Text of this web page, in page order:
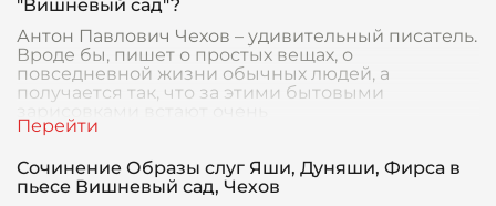
"Вишневый сад"?
Антон Павлович Чехов – удивительный писатель.
Вроде бы, пишет о простых вещах, о
повседневной жизни обычных людей, а
получается так, что за этими бытовыми
Сочинение Образы слуг Яши, Дуняши, Фирса в
пьесе Вишневый сад, Чехов